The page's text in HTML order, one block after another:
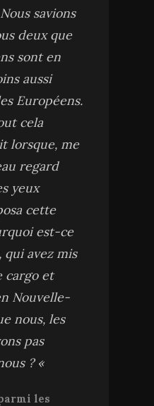
savions
deux que
sont en
aussi
Européens.
cela
lorsque, me
regard
yeux
cette
est-ce
qui avez mis
cargo et
Nouvelle-
nous, les
pas
? «
les